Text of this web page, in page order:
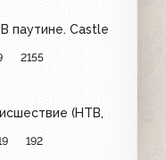
паутине. Castle
2155
(НТВ,
192